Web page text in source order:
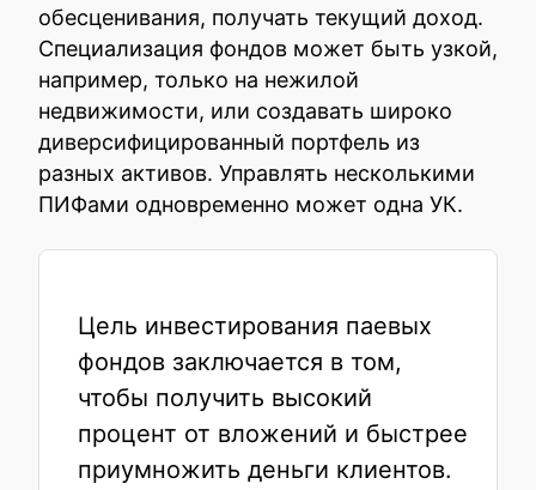
обесценивания, получать текущий доход.
Специализация фондов может быть узкой,
например, только на нежилой
недвижимости, или создавать широко
диверсифицированный портфель из
разных активов. Управлять несколькими
ПИФами одновременно может одна УК.
Цель инвестирования паевых
фондов заключается в том,
чтобы получить высокий
процент от вложений и быстрее
приумножить деньги клиентов.